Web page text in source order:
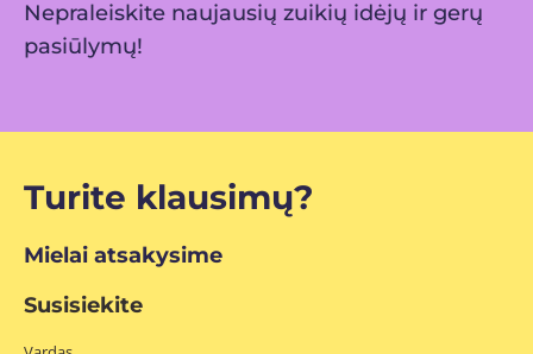
Nepraleiskite naujausių zuikių idėjų ir gerų
pasiūlymų!
Turite klausimų?
Mielai atsakysime
Susisiekite